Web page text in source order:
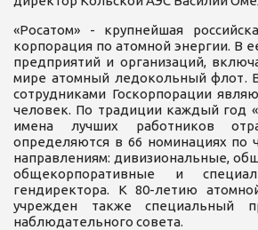
«Росатом» - крупнейшая
корпорация по атомной энергии. В
предприятий и организаций,
мире атомный ледокольный флот.
сотрудниками Госкорпорации
человек. По традиции каждый год
имена лучших работников
определяются в 66 номинациях
направлениям: дивизиональные,
общекорпоративные и
гендиректора. К 80-летию
учрежден также специальный
наблюдательного совета.